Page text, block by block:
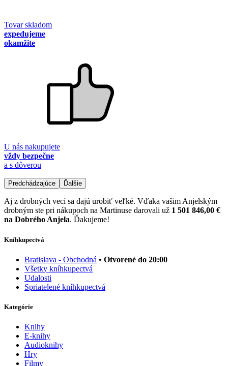
Tovar skladom
expedujeme
okamžite
U nás nakupujete
vždy bezpečne
a s dôverou
Predchádzajúce Ďalšie
Aj z drobných vecí sa dajú urobiť veľké. Vďaka vašim Anjelským
drobným ste pri nákupoch na Martinuse darovali už 1 501 846,00 €
na Dobrého Anjela. Ďakujeme!
Kníhkupectvá
Bratislava - Obchodná • Otvorené do 20:00
Všetky kníhkupectvá
Udalosti
Spriatelené kníhkupectvá
Kategórie
Knihy
E-knihy
Audioknihy
Hry
Filmy